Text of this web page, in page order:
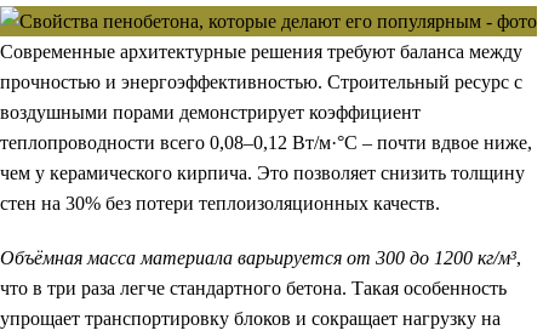
Современные архитектурные решения требуют баланса между
прочностью и энергоэффективностью. Строительный ресурс с
воздушными порами демонстрирует коэффициент
теплопроводности всего 0,08–0,12 Вт/м·°C – почти вдвое ниже,
чем у керамического кирпича. Это позволяет снизить толщину
стен на 30% без потери теплоизоляционных качеств.
Объёмная масса материала варьируется от 300 до 1200 кг/м³,
что в три раза легче стандартного бетона. Такая особенность
упрощает транспортировку блоков и сокращает нагрузку на